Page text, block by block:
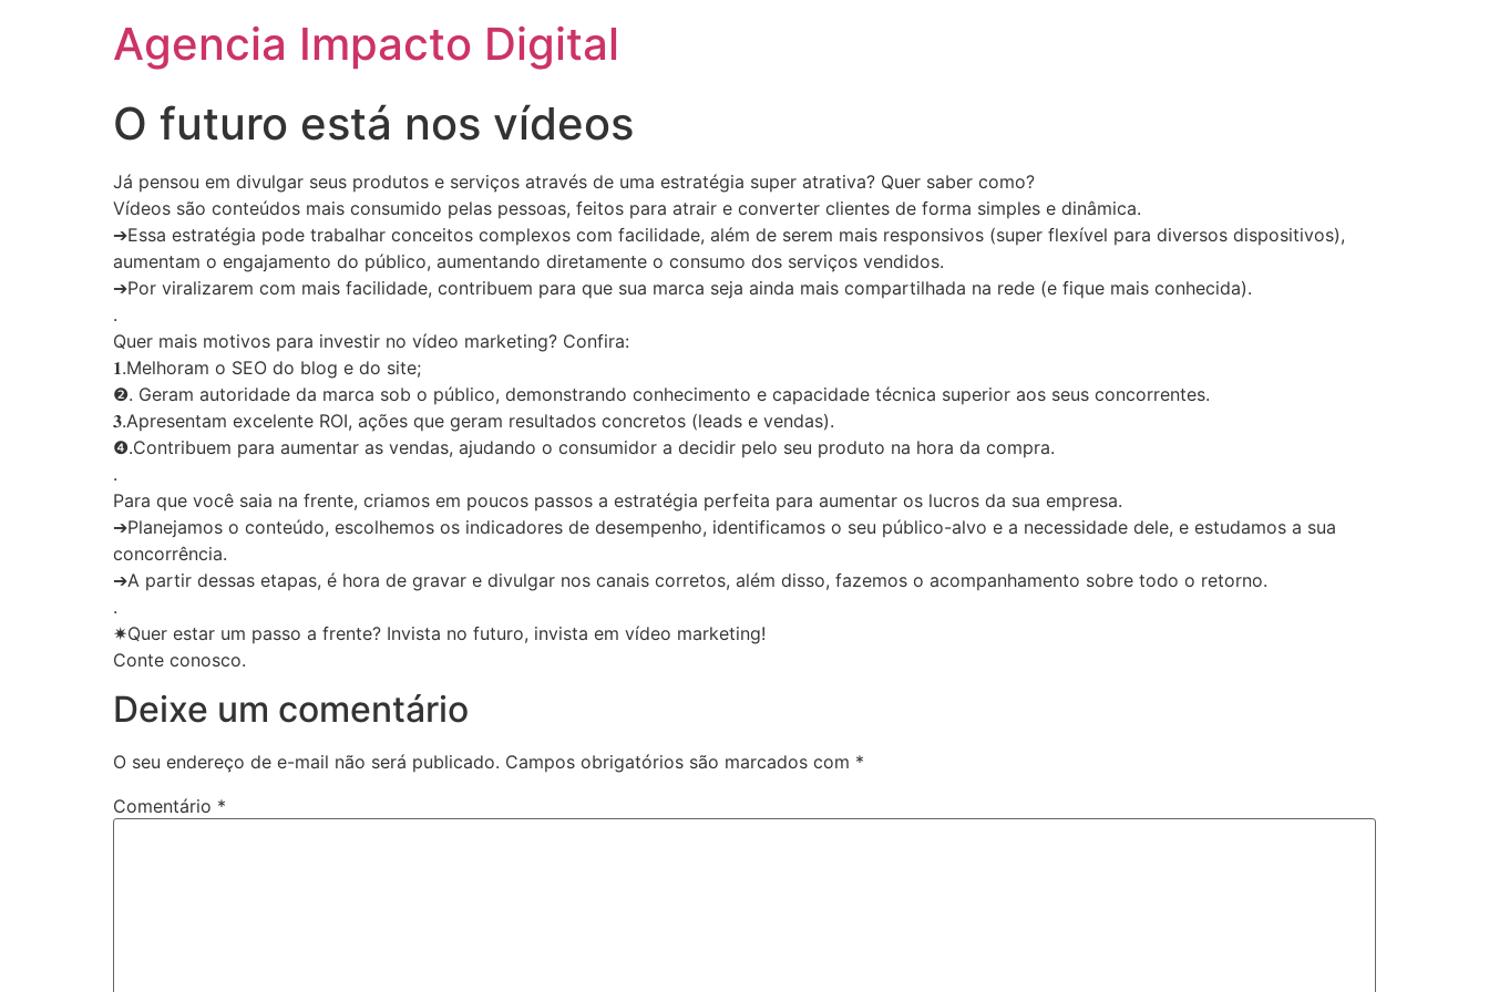
Agencia Impacto Digital
O futuro está nos vídeos
Já pensou em divulgar seus produtos e serviços através de uma estratégia super atrativa? Quer saber como?
Vídeos são conteúdos mais consumido pelas pessoas, feitos para atrair e converter clientes de forma simples e dinâmica.
➔Essa estratégia pode trabalhar conceitos complexos com facilidade, além de serem mais responsivos (super flexível para diversos dispositivos),
aumentam o engajamento do público, aumentando diretamente o consumo dos serviços vendidos.
➔Por viralizarem com mais facilidade, contribuem para que sua marca seja ainda mais compartilhada na rede (e fique mais conhecida).
.
Quer mais motivos para investir no vídeo marketing? Confira:
𝟏.Melhoram o SEO do blog e do site;
❷. Geram autoridade da marca sob o público, demonstrando conhecimento e capacidade técnica superior aos seus concorrentes.
𝟑.Apresentam excelente ROI, ações que geram resultados concretos (leads e vendas).
❹.Contribuem para aumentar as vendas, ajudando o consumidor a decidir pelo seu produto na hora da compra.
.
Para que você saia na frente, criamos em poucos passos a estratégia perfeita para aumentar os lucros da sua empresa.
➔Planejamos o conteúdo, escolhemos os indicadores de desempenho, identificamos o seu público-alvo e a necessidade dele, e estudamos a sua
concorrência.
➔A partir dessas etapas, é hora de gravar e divulgar nos canais corretos, além disso, fazemos o acompanhamento sobre todo o retorno.
.
✷Quer estar um passo a frente? Invista no futuro, invista em vídeo marketing!
Conte conosco.
Deixe um comentário
O seu endereço de e-mail não será publicado. Campos obrigatórios são marcados com *
Comentário *